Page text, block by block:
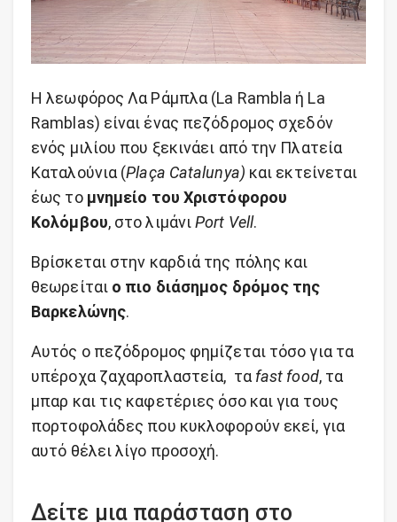
Η λεωφόρος Λα Ράμπλα (La Rambla ή La
Ramblas) είναι ένας πεζόδρομος σχεδόν
ενός μιλίου που ξεκινάει από την Πλατεία
Καταλούνια (Plaça Catalunya) και εκτείνεται
έως το μνημείο του Χριστόφορου
Κολόμβου, στο λιμάνιPort Vell.
Βρίσκεται στην καρδιά της πόλης και
θεωρείται ο πιο διάσημος δρόμος της
Βαρκελώνης.
Αυτός ο πεζόδρομος φημίζεται τόσο για τα
υπέροχα ζαχαροπλαστεία, τα fast food, τα
μπαρ και τις καφετέριες όσο και για τους
πορτοφολάδες που κυκλοφορούν εκεί, για
αυτό θέλει λίγο προσοχή.
Δείτε μια παράσταση στο